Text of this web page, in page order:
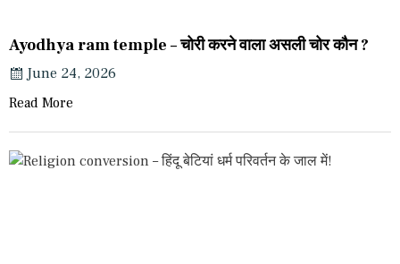
Ayodhya ram temple – चोरी करने वाला असली चोर कौन ?
June 24, 2026
Read More